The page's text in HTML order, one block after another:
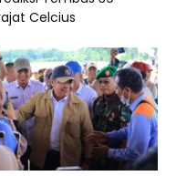
Celcius